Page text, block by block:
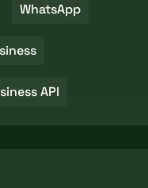
WhatsApp
API